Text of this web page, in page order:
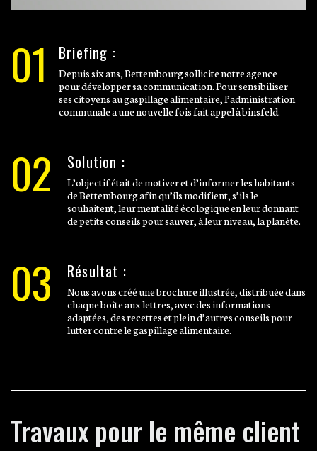
01 Briefing :
Depuis six ans, Bettembourg sollicite notre agence
pour développer sa communication. Pour sensibiliser
ses citoyens au gaspillage alimentaire, l’administration
communale a une nouvelle fois fait appel à binsfeld.
02 Solution :
L’objectif était de motiver et d’informer les habitants
de Bettembourg afin qu’ils modifient, s’ils le
souhaitent, leur mentalité écologique en leur donnant
de petits conseils pour sauver, à leur niveau, la planète.
03 Résultat :
Nous avons créé une brochure illustrée, distribuée dans
chaque boîte aux lettres, avec des informations
adaptées, des recettes et plein d’autres conseils pour
lutter contre le gaspillage alimentaire.
Travaux pour le même client